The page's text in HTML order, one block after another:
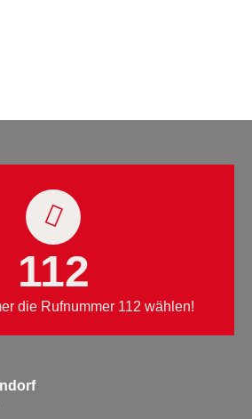
112
die Rufnummer 112 wählen!